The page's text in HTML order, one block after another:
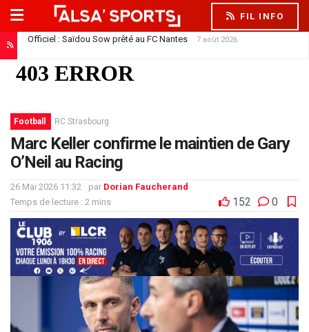
FIL INFO
Officiel : Saïdou Sow prêté au FC Nantes 7 août 2026
Football RC Strasbourg
Marc Keller confirme le maintien de Gary
O’Neil au Racing
26 Mai 2026 11:32 par Dorian Faucherand
Temps de lecture : 2 mins
152 0